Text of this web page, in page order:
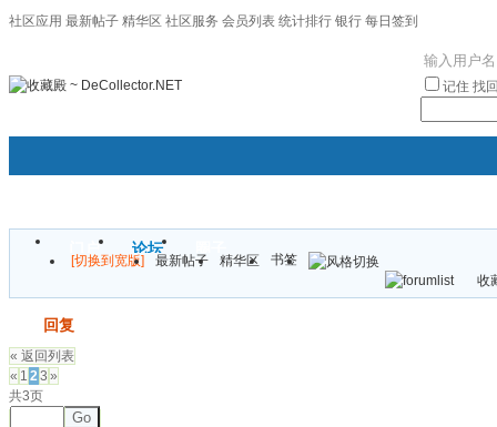
社区应用 最新帖子 精华区 社区服务 会员列表 统计排行 银行 每日签到
记住 找
门户 论坛
[切换到宽版] 最新帖子 精华区
书签
收
回复
« 返回列表
« 1 23 »
共3页
Go